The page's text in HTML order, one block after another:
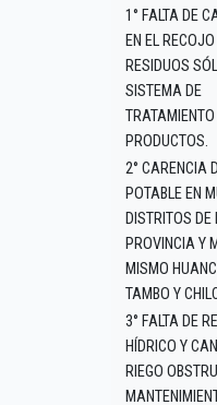
1° FALTA DE
EN EL
RESIDUOS
SISTEMA DE
PRODUCTOS.
2° CARENCIA
POTABLE EN
DISTRITOS DE
PROVINCIA Y
MISMO
TAMBO Y
3° FALTA DE
HÍDRICO Y
RIEGO